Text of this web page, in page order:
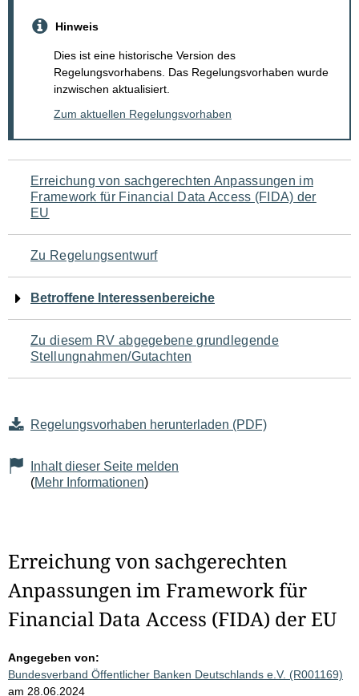
Hinweis
Dies ist eine historische Version des
Regelungsvorhabens. Das Regelungsvorhaben wurde
inzwischen aktualisiert.
Zum aktuellen Regelungsvorhaben
Navigation
für
den
Seiteninhalt
Erreichung von sachgerechten Anpassungen im
Framework für Financial Data Access (FIDA) der
EU
Zu Regelungsentwurf
Betroffene Interessenbereiche
Zu diesem RV abgegebene grundlegende
Stellungnahmen/Gutachten
Regelungsvorhaben herunterladen (PDF)
Inhalt dieser Seite melden
(Mehr Informationen)
Erreichung von sachgerechten
Anpassungen im Framework für
Financial Data Access (FIDA) der EU
Angegeben von:
Bundesverband Öffentlicher Banken Deutschlands e.V. (R001169)
am 28.06.2024